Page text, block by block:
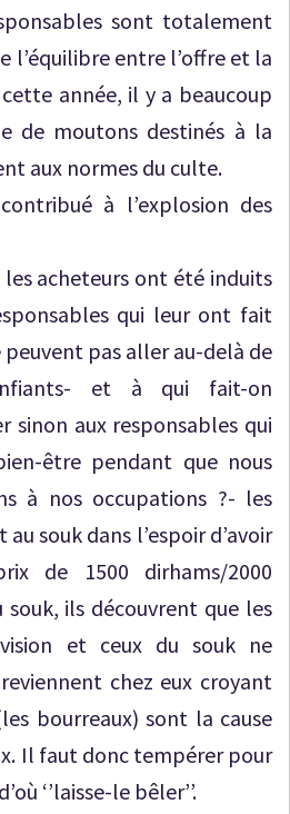
sont totalement
l’équilibre entre l’offre et la
année, il y a beaucoup
de moutons destinés à la
aux normes du culte.
à l’explosion des
les acheteurs ont été induits
qui leur ont fait
peuvent pas aller au-delà de
et à qui fait-on
sinon aux responsables qui
être pendant que nous
à nos occupations ?- les
souk dans l’espoir d’avoir
de 1500 dirhams/2000
souk, ils découvrent que les
et ceux du souk ne
chez eux croyant
bourreaux) sont la cause
Il faut donc tempérer pour
‘’laisse-le bêler’’.